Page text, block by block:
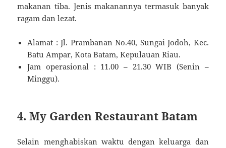
makanan tiba. Jenis makanannya termasuk banyak
ragam dan lezat.
Alamat : Jl. Prambanan No.40, Sungai Jodoh, Kec.
Batu Ampar, Kota Batam, Kepulauan Riau.
Jam operasional : 11.00 – 21.30 WIB (Senin –
Minggu).
4. My Garden Restaurant Batam
Selain menghabiskan waktu dengan keluarga dan